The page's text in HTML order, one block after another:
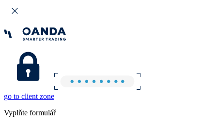
go to client zone
Vyplňte formulář